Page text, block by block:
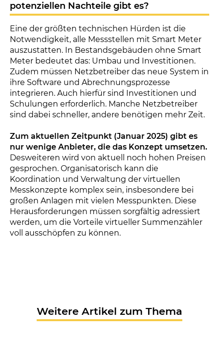
potenziellen Nachteile gibt es?
Eine der größten technischen Hürden ist die
Notwendigkeit, alle Messstellen mit Smart Meter
auszustatten. In Bestandsgebäuden ohne Smart
Meter bedeutet das: Umbau und Investitionen.
Zudem müssen Netzbetreiber das neue System in
ihre Software und Abrechnungsprozesse
integrieren. Auch hierfür sind Investitionen und
Schulungen erforderlich. Manche Netzbetreiber
sind dabei schneller, andere benötigen mehr Zeit.
Zum aktuellen Zeitpunkt (Januar 2025) gibt es
nur wenige Anbieter, die das Konzept umsetzen.
Desweiteren wird von aktuell noch hohen Preisen
gesprochen. Organisatorisch kann die
Koordination und Verwaltung der virtuellen
Messkonzepte komplex sein, insbesondere bei
großen Anlagen mit vielen Messpunkten. Diese
Herausforderungen müssen sorgfältig adressiert
werden, um die Vorteile virtueller Summenzähler
voll ausschöpfen zu können.
Weitere Artikel zum Thema